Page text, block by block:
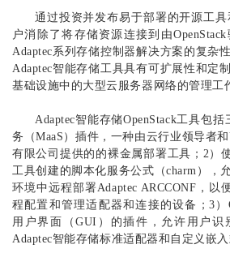
通过投资并发布易于部署的开源工
户消除了将存储资源连接到由
Adaptec系列存储控制器解决方案的复杂
Adaptec智能存储工具具有可扩展性和定
基础设施中的大型云服务器网络的管理工
Adaptec智能存储OpenStack工具包
务（MaaS）插件，一种由云行业领导者
有限公司提供的的裸金属部署工具；2）
工具创建的脚本化服务公式（charm），
环境中远程部署Adaptec ARCCONF，以
程配置和管理适配器和连接的设备；3）
用户界面（GUI）的插件，允许用户识
Adaptec智能存储标准适配器和自定义嵌入